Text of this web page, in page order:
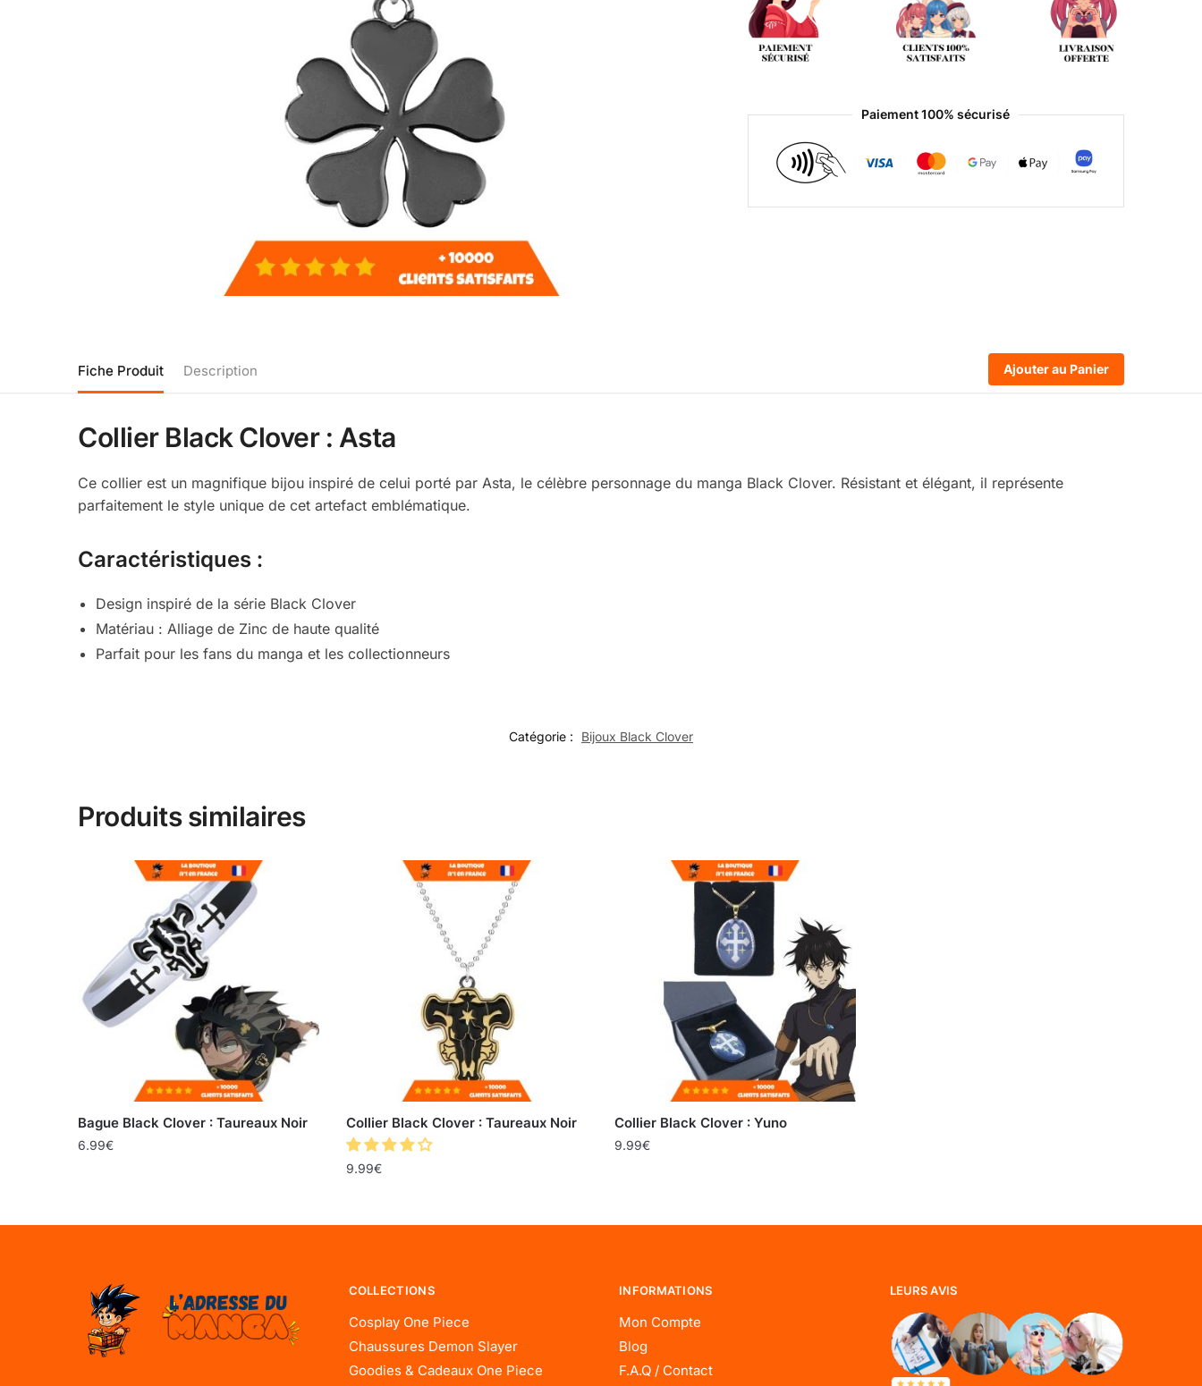
Paiement 100% sécurisé
Fiche Produit Description Ajouter au Panier
Collier Black Clover : Asta
Ce collier est un magnifique bijou inspiré de celui porté par Asta, le célèbre personnage du manga Black Clover. Résistant et élégant, il représente
parfaitement le style unique de cet artefact emblématique.
Caractéristiques :
Design inspiré de la série Black Clover
Matériau : Alliage de Zinc de haute qualité
Parfait pour les fans du manga et les collectionneurs
Catégorie : Bijoux Black Clover
Produits similaires
Bague Black Clover : Taureaux Noir
6.99€
Collier Black Clover : Taureaux Noir
9.99€
Collier Black Clover : Yuno
9.99€
COLLECTIONS
Cosplay One Piece
Chaussures Demon Slayer
Goodies & Cadeaux One Piece
INFORMATIONS
Mon Compte
Blog
F.A.Q / Contact
LEURS AVIS